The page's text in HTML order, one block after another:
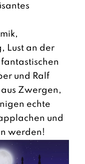
Lust an der
und Ralf
Zwergen,
echte
und
werden!